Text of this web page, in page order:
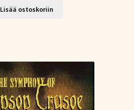
Lisää ostoskoriin